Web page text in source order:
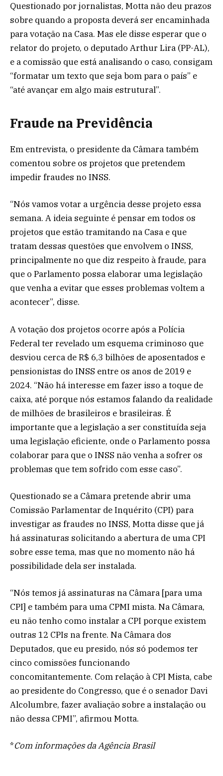
Questionado por jornalistas, Motta não deu prazos
sobre quando a proposta deverá ser encaminhada
para votação na Casa. Mas ele disse esperar que o
relator do projeto, o deputado Arthur Lira (PP-AL),
e a comissão que está analisando o caso, consigam
“formatar um texto que seja bom para o país” e
“até avançar em algo mais estrutural”.
Fraude na Previdência
Em entrevista, o presidente da Câmara também
comentou sobre os projetos que pretendem
impedir fraudes no INSS.
“Nós vamos votar a urgência desse projeto essa
semana. A ideia seguinte é pensar em todos os
projetos que estão tramitando na Casa e que
tratam dessas questões que envolvem o INSS,
principalmente no que diz respeito à fraude, para
que o Parlamento possa elaborar uma legislação
que venha a evitar que esses problemas voltem a
acontecer”, disse.
A votação dos projetos ocorre após a Polícia
Federal ter revelado um esquema criminoso que
desviou cerca de R$ 6,3 bilhões de aposentados e
pensionistas do INSS entre os anos de 2019 e
2024. “Não há interesse em fazer isso a toque de
caixa, até porque nós estamos falando da realidade
de milhões de brasileiros e brasileiras. É
importante que a legislação a ser constituída seja
uma legislação eficiente, onde o Parlamento possa
colaborar para que o INSS não venha a sofrer os
problemas que tem sofrido com esse caso”.
Questionado se a Câmara pretende abrir uma
Comissão Parlamentar de Inquérito (CPI) para
investigar as fraudes no INSS, Motta disse que já
há assinaturas solicitando a abertura de uma CPI
sobre esse tema, mas que no momento não há
possibilidade dela ser instalada.
“Nós temos já assinaturas na Câmara [para uma
CPI] e também para uma CPMI mista. Na Câmara,
eu não tenho como instalar a CPI porque existem
outras 12 CPIs na frente. Na Câmara dos
Deputados, que eu presido, nós só podemos ter
cinco comissões funcionando
concomitantemente. Com relação à CPI Mista, cabe
ao presidente do Congresso, que é o senador Davi
Alcolumbre, fazer avaliação sobre a instalação ou
não dessa CPMI”, afirmou Motta.
*Com informações da Agência Brasil